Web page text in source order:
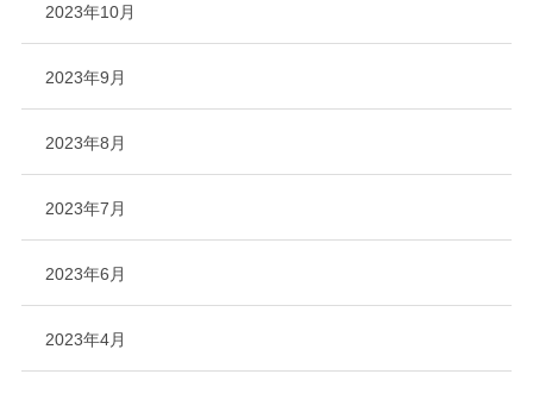
2023年10月
2023年9月
2023年8月
2023年7月
2023年6月
2023年4月